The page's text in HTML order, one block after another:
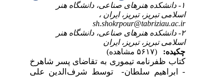
۱- دانشکده هنرهای صناعی، دانشگاه‌ هنر
اسلامی ‌تبریز، تبریز، ایران ،
sh.shokrpour@tabriziau.ac.ir
۲- دانشکده هنرهای صناعی، دانشگاه‌ هنر
اسلامی ‌تبریز، تبریز، ایران
(۵۶۱۷ مشاهده)
کتاب‌ ‌ظفرنامه ‌تیموری به تقاضای پسر شاهرخ
- ابراهیم ‌سلطان- ‌ توسط شرف‌الدین ‌‌علی